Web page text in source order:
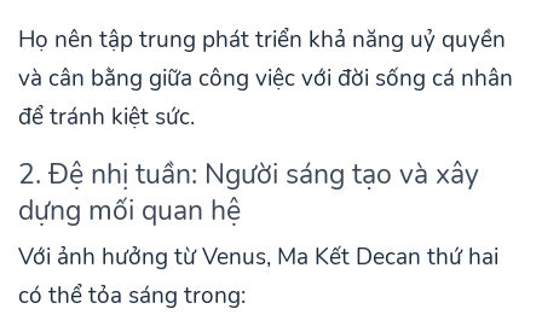
Họ nên tập trung phát triển khả năng uỷ quyền
và cân bằng giữa công việc với đời sống cá nhân
để tránh kiệt sức.
2. Đệ nhị tuần: Người sáng tạo và xây
dựng mối quan hệ
Với ảnh hưởng từ Venus, Ma Kết Decan thứ hai
có thể tỏa sáng trong: